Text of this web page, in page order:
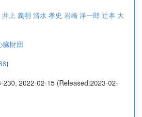
井上 義明 清水 孝史 岩崎 洋一郎 辻本 大
臓財団
)
230, 2022-02-15 (Released:2023-02-